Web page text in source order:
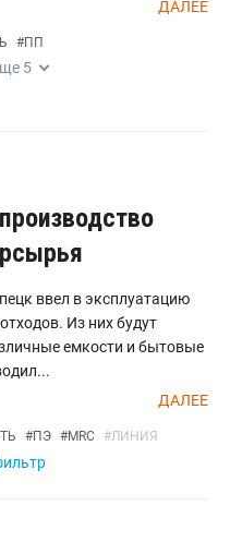
ДАЛЕЕ
#ПП
5
ввел в эксплуатацию
Из них будут
емкости и бытовые
ДАЛЕЕ
#ПЭ #MRC #ЛИНИЯ